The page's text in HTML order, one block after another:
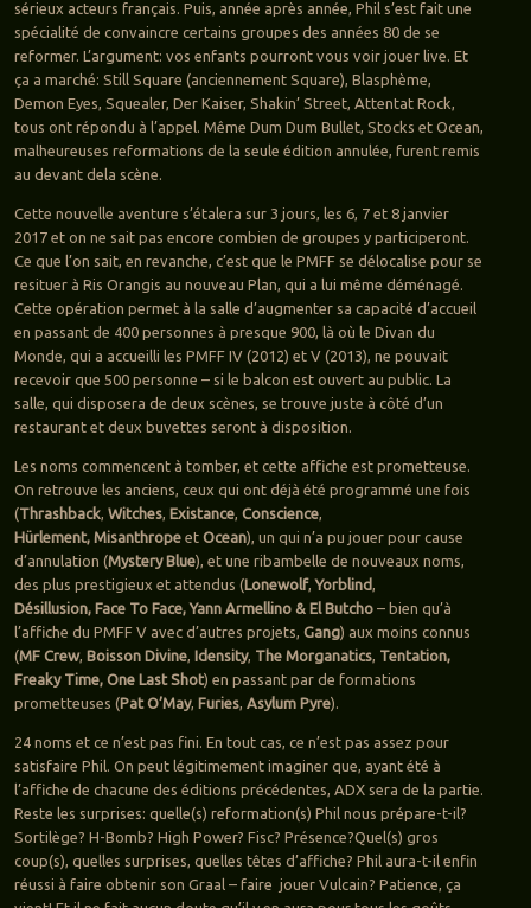
sérieux acteurs français. Puis, année après année, Phil s’est fait une
spécialité de convaincre certains groupes des années 80 de se
reformer. L’argument: vos enfants pourront vous voir jouer live. Et
ça a marché: Still Square (anciennement Square), Blasphème,
Demon Eyes, Squealer, Der Kaiser, Shakin’ Street, Attentat Rock,
tous ont répondu à l’appel. Même Dum Dum Bullet, Stocks et Ocean,
malheureuses reformations de la seule édition annulée, furent remis
au devant dela scène.
Cette nouvelle aventure s’étalera sur 3 jours, les 6, 7 et 8 janvier
2017 et on ne sait pas encore combien de groupes y participeront.
Ce que l’on sait, en revanche, c’est que le PMFF se délocalise pour se
resituer à Ris Orangis au nouveau Plan, qui a lui même déménagé.
Cette opération permet à la salle d’augmenter sa capacité d’accueil
en passant de 400 personnes à presque 900, là où le Divan du
Monde, qui a accueilli les PMFF IV (2012) et V (2013), ne pouvait
recevoir que 500 personne – si le balcon est ouvert au public. La
salle, qui disposera de deux scènes, se trouve juste à côté d’un
restaurant et deux buvettes seront à disposition.
Les noms commencent à tomber, et cette affiche est prometteuse.
On retrouve les anciens, ceux qui ont déjà été programmé une fois
(Thrashback, Witches, Existance, Conscience,
Hürlement, Misanthropeet Ocean), un qui n’a pu jouer pour cause
d’annulation (Mystery Blue), et une ribambelle de nouveaux noms,
des plus prestigieux et attendus (Lonewolf,Yorblind,
Désillusion, Face To Face, Yann Armellino & El Butcho– bien qu’à
l’affiche du PMFF V avec d’autres projets, Gang) aux moins connus
(MF Crew, Boisson Divine, Idensity, The Morganatics, Tentation,
Freaky Time, One Last Shot) en passant par de formations
prometteuses (Pat O’May, Furies, Asylum Pyre).
24 noms et ce n’est pas fini. En tout cas, ce n’est pas assez pour
satisfaire Phil. On peut légitimement imaginer que, ayant été à
l’affiche de chacune des éditions précédentes, ADX sera de la partie.
Reste les surprises: quelle(s) reformation(s) Phil nous prépare-t-il?
Sortilège? H-Bomb? High Power? Fisc? Présence?Quel(s) gros
coup(s), quelles surprises, quelles têtes d’affiche? Phil aura-t-il enfin
réussi à faire obtenir son Graal – faire jouer Vulcain? Patience, ça